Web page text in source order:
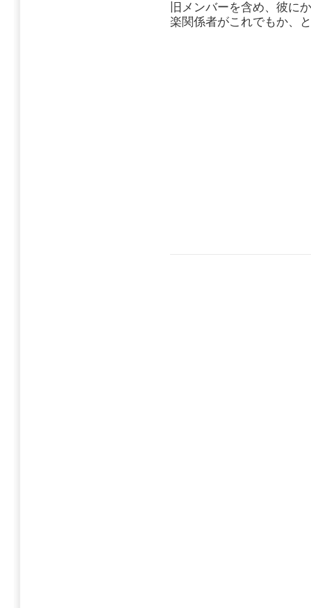
旧メンバーを含め、彼に
楽関係者がこれでもか、